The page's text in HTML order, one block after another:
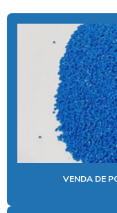
POLIURETANO
POLIURETANO
POLIURETANO
POLIURETANO PU
POLIURETANO
VENDA DE